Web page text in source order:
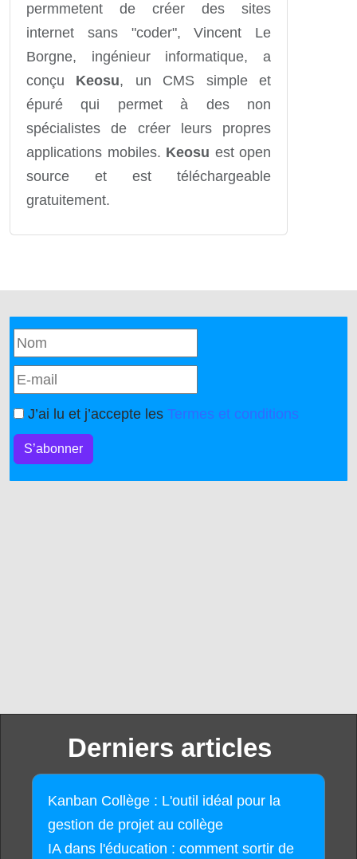
permmetent de créer des sites
internet sans "coder", Vincent Le
Borgne, ingénieur informatique, a
conçu Keosu, un CMS simple et
épuré qui permet à des non
spécialistes de créer leurs propres
applications mobiles. Keosu est open
source et est téléchargeable
gratuitement.
J’ai lu et j’accepte les Termes et conditions
S’abonner
Derniers articles
Kanban Collège : L'outil idéal pour la
gestion de projet au collège
IA dans l'éducation : comment sortir de